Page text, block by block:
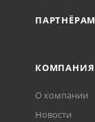
ПАРТНЁРАМ
КОМПАНИЯ
О компании
Новости